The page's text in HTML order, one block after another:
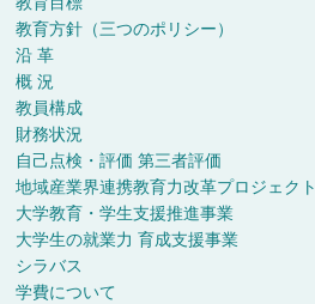
教育方針（三つのポリシー）
沿 革
概 況
教員構成
財務状況
自己点検・評価 第三者評価
地域産業界連携教育力改革プロジェクト
大学教育・学生支援推進事業
大学生の就業力 育成支援事業
シラバス
学費について